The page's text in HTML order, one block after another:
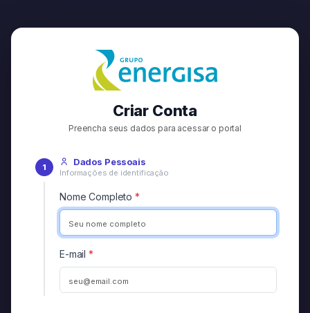
Criar Conta
Preencha seus dados para acessar o portal
1
Dados Pessoais
Informações de identificação
Nome Completo *
E-mail *